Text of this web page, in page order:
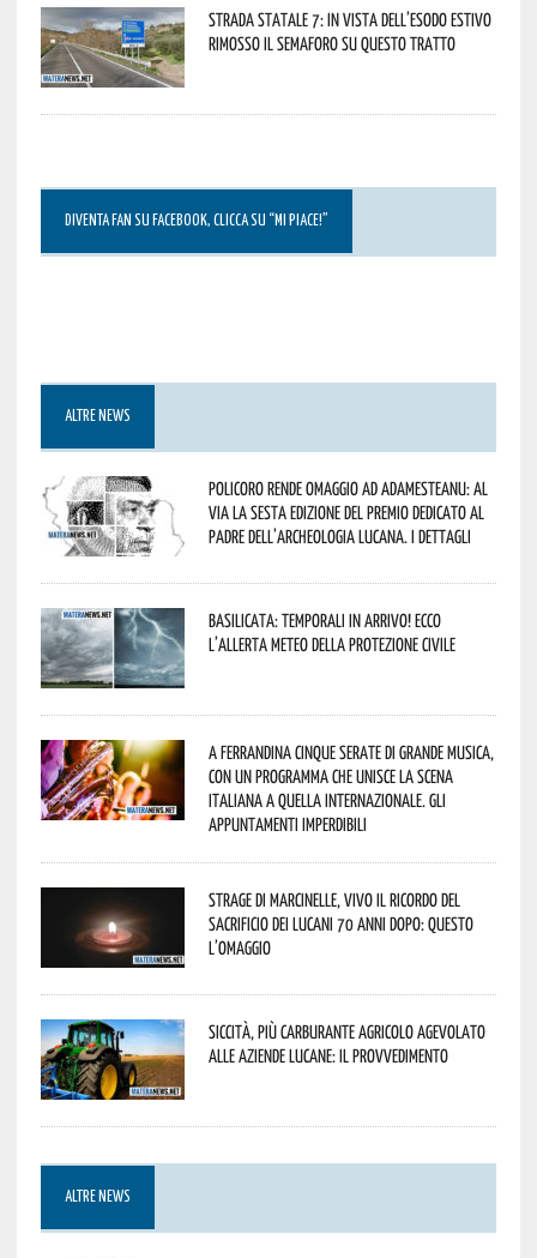
Strada statale 7: in vista dell’esodo estivo
rimosso il semaforo su questo tratto
DIVENTA FAN SU FACEBOOK, CLICCA SU “MI PIACE!”
ALTRE NEWS
Policoro rende omaggio ad Adamesteanu: al
via la sesta edizione del Premio dedicato al
padre dell’archeologia lucana. I dettagli
Basilicata: temporali in arrivo! Ecco
l’allerta meteo della Protezione civile
A Ferrandina cinque serate di grande musica,
con un programma che unisce la scena
italiana a quella internazionale. Gli
appuntamenti imperdibili
Strage di Marcinelle, vivo il ricordo del
sacrificio dei lucani 70 anni dopo: questo
l’omaggio
Siccità, più carburante agricolo agevolato
alle aziende lucane: il provvedimento
ALTRE NEWS